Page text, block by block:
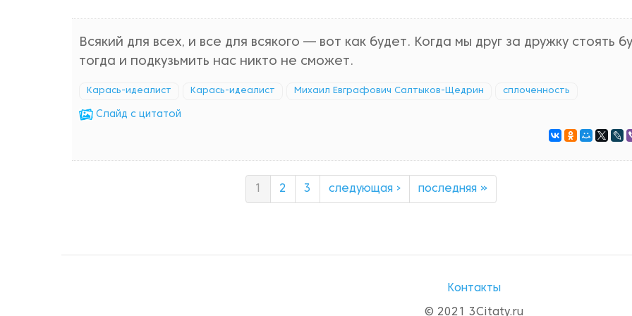
Всякий для всех, и все для всякого — вот как будет. Когда мы друг за дружку стоять
тогда и подкузьмить нас никто не сможет.
Карась-идеалист Карась-идеалист Михаил Евграфович Салтыков-Щедрин сплоченность
Cлайд с цитатой
2 3 следующая › последняя »
Контакты
© 2021 3Citaty.ru